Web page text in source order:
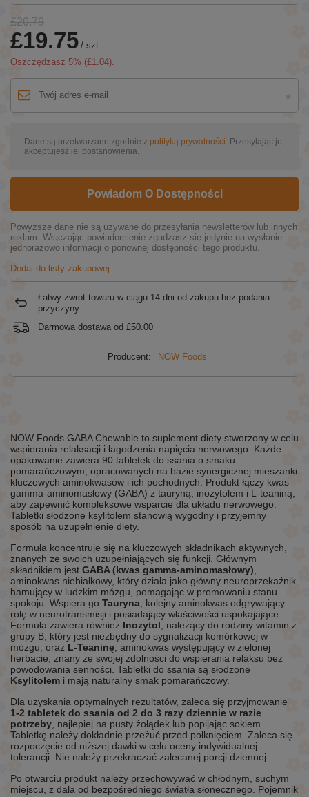
£20.79
£19.75 / szt.
Oszczędzasz 5% (£1.04).
Dane są przetwarzane zgodnie z polityką prywatności . Przesyłając je,
akceptujesz jej postanowienia.
Powiadom O Dostępności
Powyższe dane nie są używane do przesyłania newsletterów lub innych
reklam. Włączając powiadomienie zgadzasz się jedynie na wysłanie
jednorazowo informacji o ponownej dostępności tego produktu.
Dodaj do listy zakupowej
Łatwy zwrot towaru w ciągu 14 dni od zakupu bez podania
przyczyny
Darmowa dostawa od £50.00
Producent: NOW Foods
NOW Foods GABA Chewable to suplement diety stworzony w celu
wspierania relaksacji i łagodzenia napięcia nerwowego. Każde
opakowanie zawiera 90 tabletek do ssania o smaku
pomarańczowym, opracowanych na bazie synergicznej mieszanki
kluczowych aminokwasów i ich pochodnych. Produkt łączy kwas
gamma-aminomasłowy (GABA) z tauryną, inozytolem i L-teaniną,
aby zapewnić kompleksowe wsparcie dla układu nerwowego.
Tabletki słodzone ksylitolem stanowią wygodny i przyjemny
sposób na uzupełnienie diety.
Formuła koncentruje się na kluczowych składnikach aktywnych,
znanych ze swoich uzupełniających się funkcji. Głównym
składnikiem jest GABA (kwas gamma-aminomasłowy)
aminokwas niebiałkowy, który działa jako główny neuroprzekaźnik
hamujący w ludzkim mózgu, pomagając w promowaniu stanu
spokoju. Wspiera go Tauryna , kolejny aminokwas odgrywający
rolę w neurotransmisji i posiadający właściwości uspokajające.
Formuła zawiera również Inozytol , należący do rodziny witamin z
grupy B, który jest niezbędny do sygnalizacji komórkowej w
mózgu, oraz L-Teaninę , aminokwas występujący w zielonej
herbacie, znany ze swojej zdolności do wspierania relaksu bez
powodowania senności. Tabletki do ssania są słodzone
Ksylitolem i mają naturalny smak pomarańczowy.
Dla uzyskania optymalnych rezultatów, zaleca się przyjmowanie
1-2 tabletek do ssania od 2 do 3 razy dziennie w razie
potrzeby , najlepiej na pusty żołądek lub popijając sokiem.
Tabletkę należy dokładnie przeżuć przed połknięciem. Zaleca się
rozpoczęcie od niższej dawki w celu oceny indywidualnej
tolerancji. Nie należy przekraczać zalecanej porcji dziennej.
Po otwarciu produkt należy przechowywać w chłodnym, suchym
miejscu, z dala od bezpośredniego światła słonecznego. Pojemnik